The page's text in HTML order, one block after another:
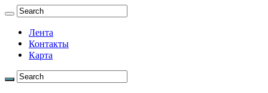
Лента
Контакты
Карта